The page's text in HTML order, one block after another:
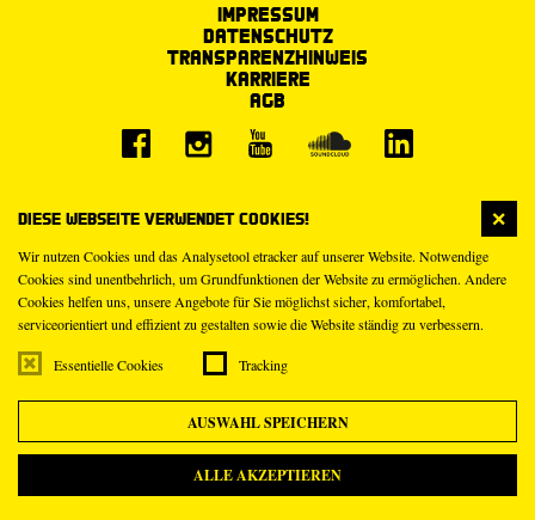
Diese Webseite verwendet Cookies!
Wir nutzen Cookies und das Analysetool etracker auf unserer Website. Notwendige
Cookies sind unentbehrlich, um Grundfunktionen der Website zu ermöglichen. Andere
Cookies helfen uns, unsere Angebote für Sie möglichst sicher, komfortabel,
serviceorientiert und effizient zu gestalten sowie die Website ständig zu verbessern.
Essentielle Cookies Tracking
AUSWAHL SPEICHERN
ALLE AKZEPTIEREN
Impressum
Datenschutz
Transparenzhinweis
Karriere
AGB